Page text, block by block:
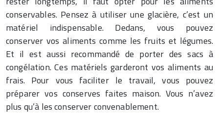
conservables. Pensez à utiliser une glacière, c’est un
matériel indispensable. Dedans, vous pouvez
conserver vos aliments comme les fruits et légumes.
Et il est aussi recommandé de porter des sacs à
congélation. Ces matériels garderont vos aliments au
frais. Pour vous faciliter le travail, vous pouvez
préparer vos conserves faites maison. Vous n’avez
plus qu’à les conserver convenablement.